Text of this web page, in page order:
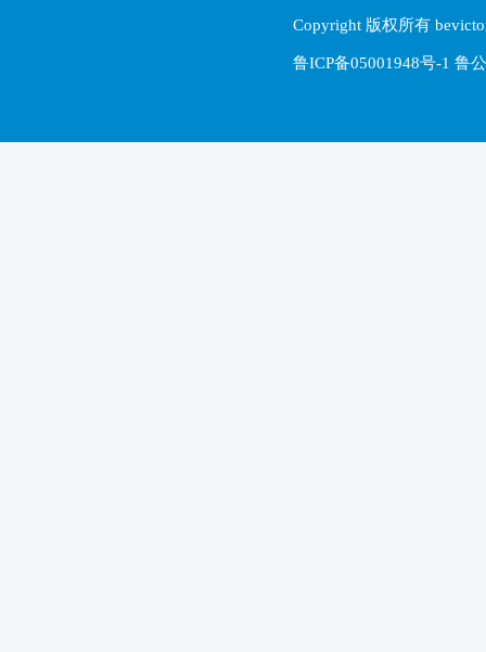
Copyright 版权所有
鲁ICP备05001948号-1 鲁